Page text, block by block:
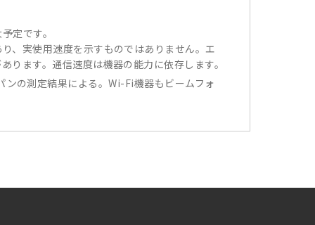
定です。
、実使用速度を示すものではありません。エ
ります。通信速度は機器の能力に依存します。
の測定結果による。Wi-Fi機器もビームフォ